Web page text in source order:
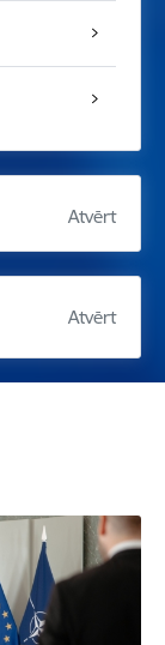
Atvērt
Atvērt